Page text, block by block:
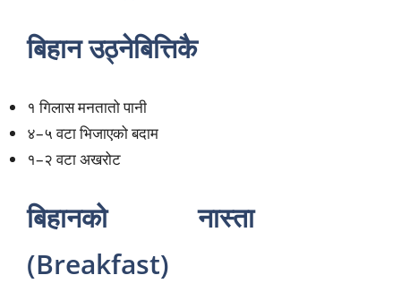
बिहान उठ्नेबित्तिकै
१ गिलास मनतातो पानी
४–५ वटा भिजाएको बदाम
१–२ वटा अखरोट
बिहानको नास्ता
(Breakfast)